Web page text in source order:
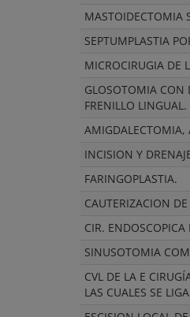
MASTOIDECTOMIA
SEPTUMPLASTIA
MICROCIRUGIA DE
GLOSOTOMIA CON
FRENILLO
INCISION Y
FARINGOPLASTIA.
CAUTERIZACION
CIR. ENDOSCOPICA
SINUSOTOMIA
CVL DE LA E
LAS CUALES SE